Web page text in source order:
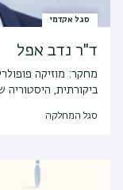
סגל אקדמי
ד"ר נדב אפל
מחקר: מוזיקה
ביקורתית, היסטוריה
סגל המחלקה